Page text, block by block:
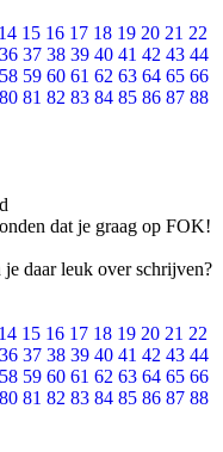
14 15 16 17 18 19 20 21 22
36 37 38 39 40 41 42 43 44
58 59 60 61 62 63 64 65 66
80 81 82 83 84 85 86 87 88
dat je graag op FOK!
daar leuk over schrijven?
14 15 16 17 18 19 20 21 22
36 37 38 39 40 41 42 43 44
58 59 60 61 62 63 64 65 66
80 81 82 83 84 85 86 87 88